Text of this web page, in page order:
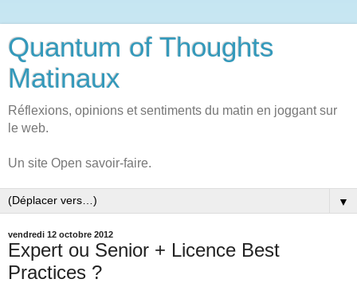
Quantum of Thoughts
Matinaux
Réflexions, opinions et sentiments du matin en joggant sur
le web.
Un site Open savoir-faire.
▼
vendredi 12 octobre 2012
Expert ou Senior + Licence Best
Practices ?